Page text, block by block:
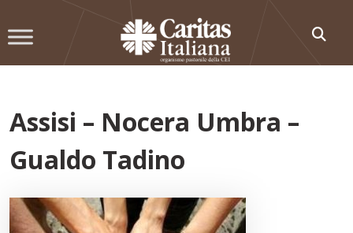
to
Assisi – Nocera Umbra –
Gualdo Tadino